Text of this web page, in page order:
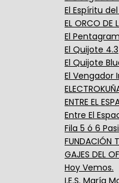
El Espíritu
EL ORCO DE
El
El Quijote 4.3
El Quijote
El Vengador
ENTRE EL
Entre El
Fila 5 ó 6
FUNDACIÓN
GAJES DEL
Hoy Vemos.
I.E.S. María